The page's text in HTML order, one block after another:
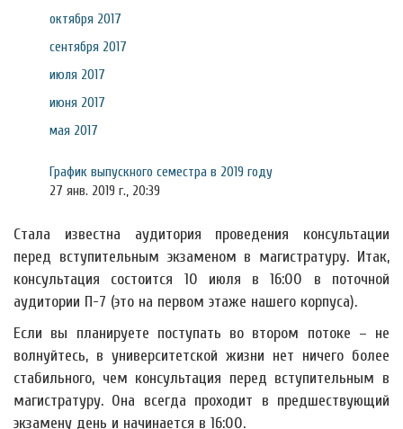
октября 2017
сентября 2017
июля 2017
июня 2017
мая 2017
График выпускного семестра в 2019 году
27 янв. 2019 г., 20:39
Стала известна аудитория проведения консультации
перед вступительным экзаменом в магистратуру. Итак,
консультация состоится 10 июля в 16:00 в поточной
аудитории П-7 (это на первом этаже нашего корпуса).
Если вы планируете поступать во втором потоке – не
волнуйтесь, в университетской жизни нет ничего более
стабильного, чем консультация перед вступительным в
магистратуру. Она всегда проходит в предшествующий
экзамену день и начинается в 16:00.